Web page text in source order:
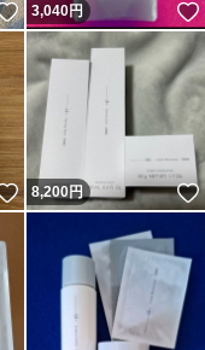
いいね！
3,040円
いいね！
8,200円